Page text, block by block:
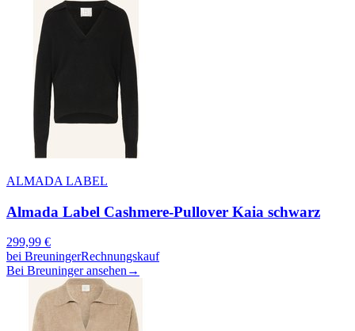
ALMADA LABEL
Almada Label Cashmere-Pullover Kaia schwarz
299,99 €
bei BreuningerRechnungskauf
Bei Breuninger ansehen →